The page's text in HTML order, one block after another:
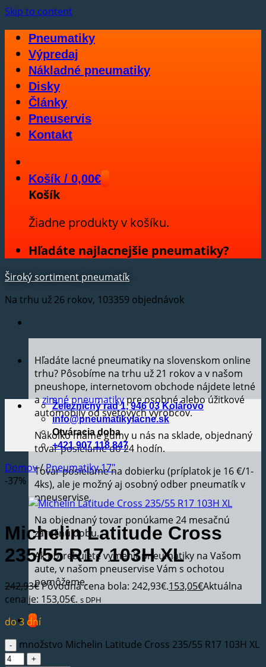
Skip to content
Pneumatiky
Výpredaj
Nákladné pneumatiky
Disky
Články
Pneuservis
Kontakt
Košík / 0,00€
Košík
Žiadne produkty v košíku.
Hľadáte najlacnejšie pneumatiky?
Široký sortiment pneumatík
Na trhu už 26 rokov, 103359 objednávok
Hľadáte lacné pneumatiky na slovenskom online
trhu? Pôsobíme na trhu už 21 rokov a v našom
pneushope, internetovom obchode nájdete letné
azimné pneumatikypre osobné alebo úžitkové
automobily od svetových výrobcov.
Nakoľko máme gumy u nás na sklade, objednaný
tovar posielame do 24 hodín.
Tovar posielame na dobierku (príplatok je 16 €/1-
4ks), ale je možný aj osobný odber pneumatík v
pneuservise.
Na objednaný tovar ponúkame 24 mesačnú
záručnú dobu.
Ak potrebujete vymeniť pneumatiky na Vašom
aute, v našom pneuservise Vám s ochotou
pomôžeme.
Železničný rad 1, 946 03 Kolárovo
info@pneumatikylacne.sk
Otváracia doba
+421 907 118 847
Domov/Pneumatiky 17"
-37%
Michelin Latitude Cross
235/55 R17 103H XL
242,93€Pôvodná cena bola: 242,93€.153,05€Aktuálna
cena je: 153,05€. s DPH
do 3 dní
množstvo Michelin Latitude Cross 235/55 R17 103H XL